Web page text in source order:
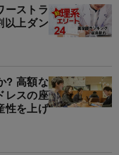
ーストラ
以上ダン
? 高額な
レスの座
性を上げ